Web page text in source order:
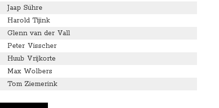
Jaap Sühre
Harold Tijink
Glenn van der Vall
Peter Visscher
Huub Vrijkorte
Max Wolbers
Tom Ziemerink